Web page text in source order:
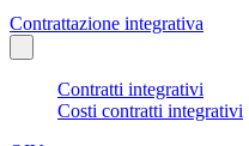
Contrattazione integrativa
Contratti integrativi
Costi contratti integrativi